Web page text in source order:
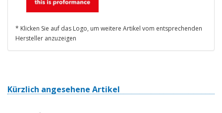
* Klicken Sie auf das Logo, um weitere Artikel vom entsprechenden
Hersteller anzuzeigen
Kürzlich angesehene Artikel